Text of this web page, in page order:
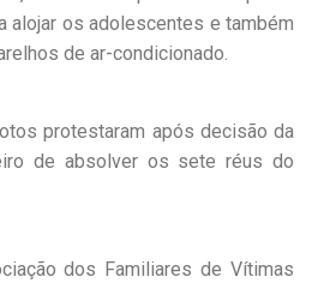
alojar os adolescentes e também
de ar-condicionado.
protestaram após decisão da
de absolver os sete réus do
dos Familiares de Vítimas